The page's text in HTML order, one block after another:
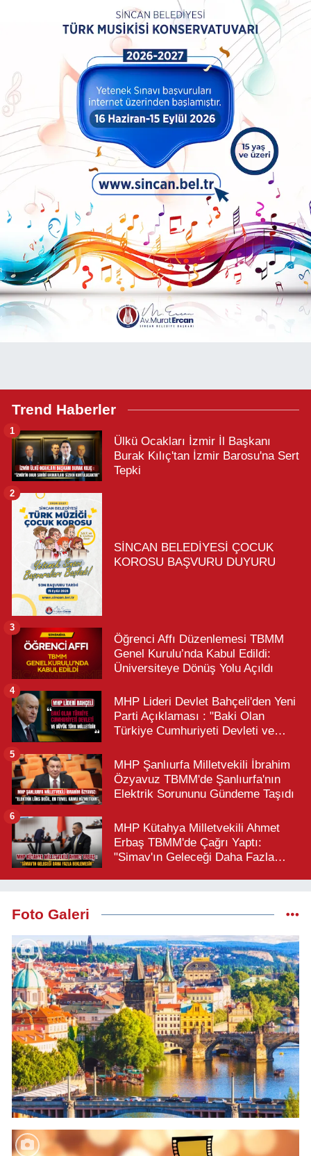
Trend Haberler
Ülkü Ocakları İzmir İl Başkanı
Burak Kılıç'tan İzmir Barosu'na Sert
Tepki
1
SİNCAN BELEDİYESİ ÇOCUK
KOROSU BAŞVURU DUYURU
2
Öğrenci Affı Düzenlemesi TBMM
Genel Kurulu’nda Kabul Edildi:
Üniversiteye Dönüş Yolu Açıldı
3
MHP Lideri Devlet Bahçeli'den Yeni
Parti Açıklaması : "Baki Olan
Türkiye Cumhuriyeti Devleti ve
4
MHP Şanlıurfa Milletvekili İbrahim
Özyavuz TBMM'de Şanlıurfa'nın
Elektrik Sorununu Gündeme Taşıdı
5
MHP Kütahya Milletvekili Ahmet
Erbaş TBMM'de Çağrı Yaptı:
"Simav'ın Geleceği Daha Fazla
6
Foto Galeri